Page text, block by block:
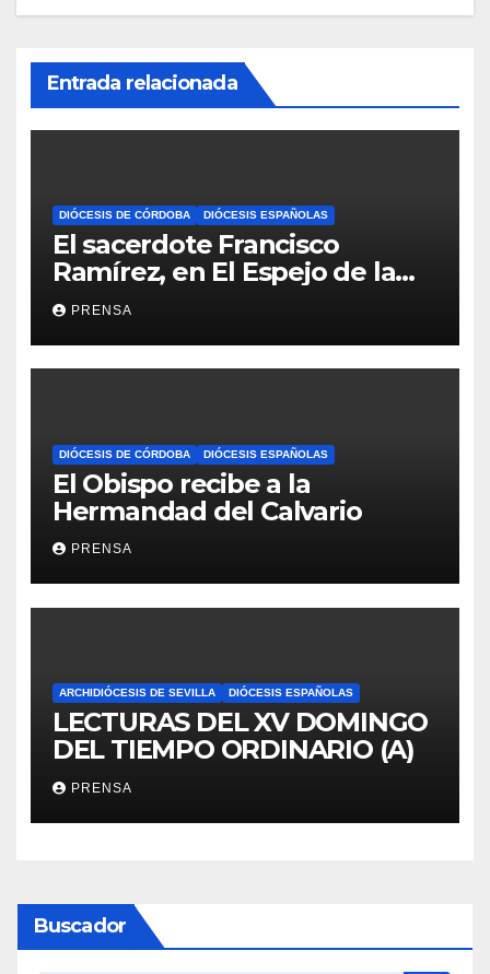
Entrada relacionada
DIÓCESIS DE CÓRDOBA DIÓCESIS ESPAÑOLAS
El sacerdote Francisco
Ramírez, en El Espejo de la
Iglesia
PRENSA
DIÓCESIS DE CÓRDOBA DIÓCESIS ESPAÑOLAS
El Obispo recibe a la
Hermandad del Calvario
PRENSA
ARCHIDIÓCESIS DE SEVILLA DIÓCESIS ESPAÑOLAS
LECTURAS DEL XV DOMINGO
DEL TIEMPO ORDINARIO (A)
PRENSA
Buscador